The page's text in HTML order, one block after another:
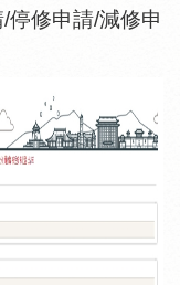
停修申請/減修申